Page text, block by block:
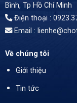
Bình, Tp Hồ Chí Minh
Điện thoại :
Email :
Về chúng tôi
Giới thiệu
Tin tức